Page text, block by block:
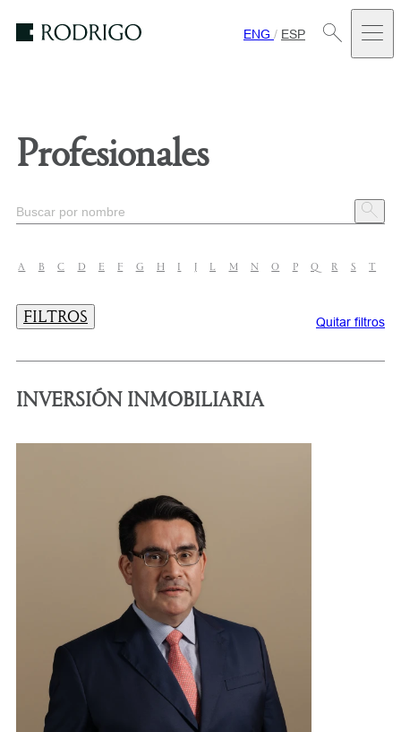
ENG / ESP
Profesionales
Quitar filtros
A B C D E F G H I J L M N O P Q R S T
FILTROS
INVERSIÓN INMOBILIARIA